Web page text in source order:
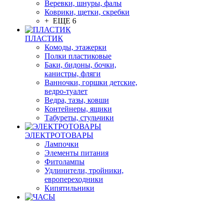
Веревки, шнуры, фалы
Коврики, щетки, скребки
+ ЕЩЕ 6
ПЛАСТИК
Комоды, этажерки
Полки пластиковые
Баки, бидоны, бочки,
канистры, фляги
Ванночки, горшки детские,
ведро-туалет
Ведра, тазы, ковши
Контейнеры, ящики
Табуреты, стульчики
ЭЛЕКТРОТОВАРЫ
Лампочки
Элементы питания
Фитолампы
Удлинители, тройники,
европереходники
Кипятильники